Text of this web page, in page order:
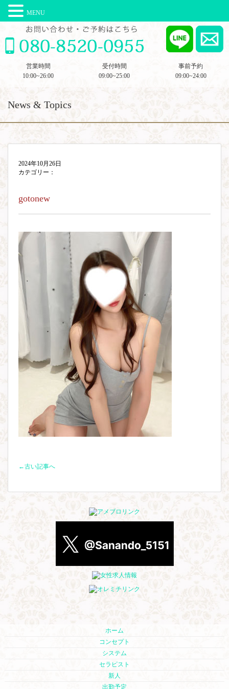
営業時間
10:00~26:00
受付時間
09:00~25:00
事前予約
09:00~24:00
News & Topics
2024年10月26日
カテゴリー：
gotonew
←古い記事へ
ホーム
コンセプト
システム
セラピスト
新人
出勤予定
MENU